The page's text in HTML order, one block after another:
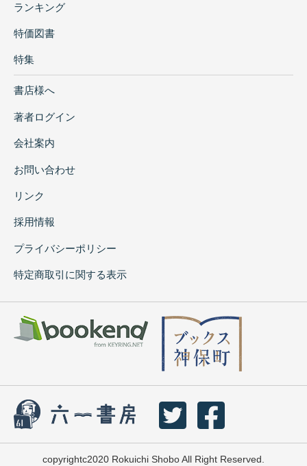
ランキング
特価図書
特集
書店様へ
著者ログイン
会社案内
お問い合わせ
リンク
採用情報
プライバシーポリシー
特定商取引に関する表示
copyrightc2020 Rokuichi Shobo All Right Reserved.